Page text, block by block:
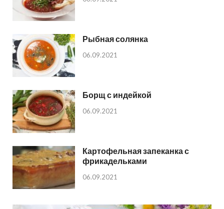
Рыбная солянка
06.09.2021
Борщ с индейкой
06.09.2021
Картофельная запеканка с
фрикадельками
06.09.2021